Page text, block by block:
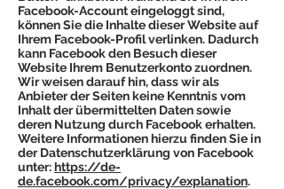
Facebook-Account eingeloggt sind,
können Sie die Inhalte dieser Website auf
Ihrem Facebook-Profil verlinken. Dadurch
kann Facebook den Besuch dieser
Website Ihrem Benutzerkonto zuordnen.
Wir weisen darauf hin, dass wir als
Anbieter der Seiten keine Kenntnis vom
Inhalt der übermittelten Daten sowie
deren Nutzung durch Facebook erhalten.
Weitere Informationen hierzu finden Sie in
der Datenschutzerklärung von Facebook
unter:https://de-
de.facebook.com/privacy/explanation.